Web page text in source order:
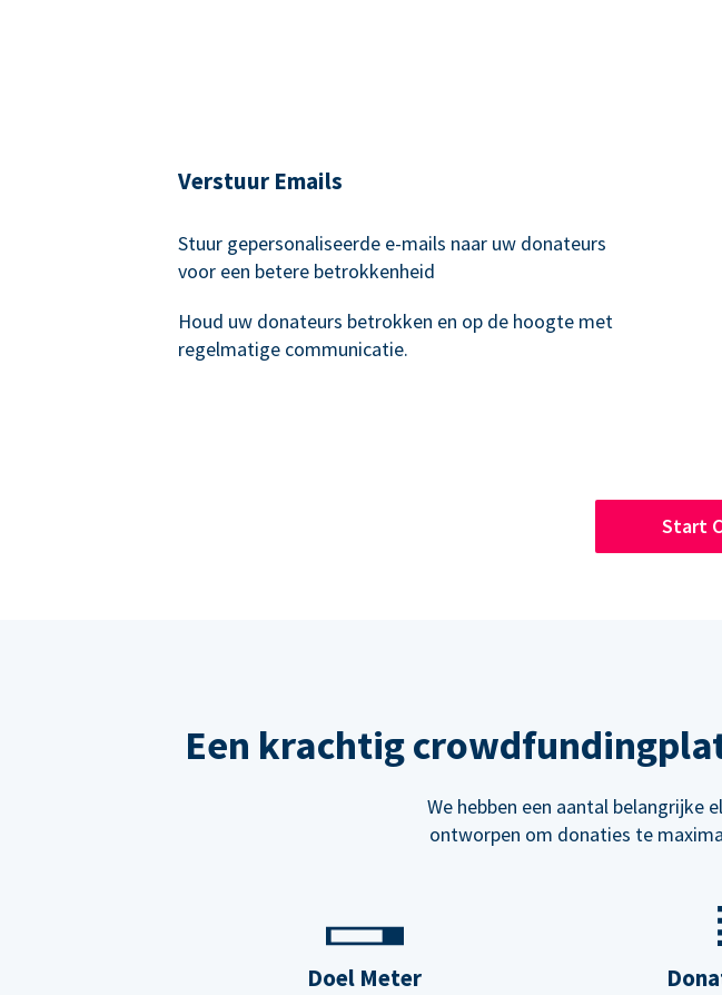
Verstuur Emails
Stuur gepersonaliseerde e-mails naar uw donateurs
voor een betere betrokkenheid
Houd uw donateurs betrokken en op de hoogte met
regelmatige communicatie.
Start
Een krachtig
We hebben een aantal
ontworpen om donaties te
Doel Meter